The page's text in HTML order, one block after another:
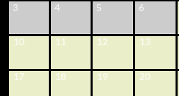
3 4 5 6
10 11 12 13
17 18 19 20